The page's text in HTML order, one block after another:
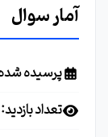
آمار سوال
پرسیده
تعداد بازدید: